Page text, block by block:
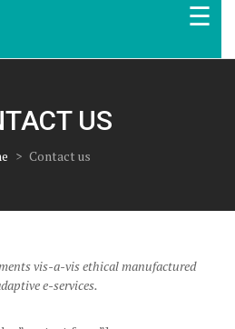
US
> Contact us
vis-a-vis ethical manufactured
e-services.